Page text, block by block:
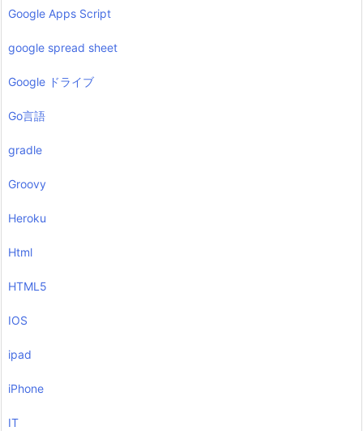
Google Apps Script
google spread sheet
Google ドライブ
Go言語
gradle
Groovy
Heroku
Html
HTML5
IOS
ipad
iPhone
IT